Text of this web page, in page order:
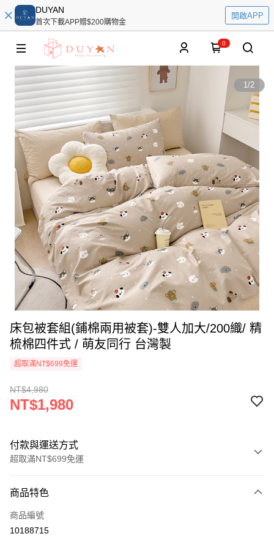
DUYAN
首次下載APP贈$200購物金
開啟APP
0
1/2
床包被套組(鋪棉兩用被套)-雙人加大/200織/ 精
梳棉四件式 / 萌友同行 台灣製
超取滿NT$699免運
NT$4,980
NT$1,980
付款與運送方式
超取滿NT$699免運
信用卡一次付款
信用卡分期付款
商品特色
商品編號
10188715